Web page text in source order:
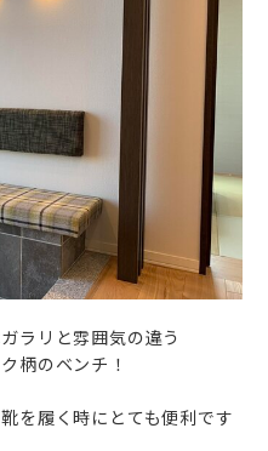
ラリと雰囲気の違う
柄のベンチ！
を履く時にとても便利です